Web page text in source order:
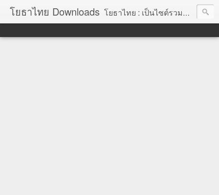
โยธาไทย Downloads โยธาไทย : เป็นไซต์รวมข้อมูลความรู้ สำหรับช่างโยธา นายช่างโยธา วิศวกรโยธา ตลอดจนความรู้สำหรับผู้ที่ปฏิบัติงานในองค์กรปกครองส่วนท้องถิ่น จัดทำโดย นายอภิสิทธิ์ มากสุวรรณ โยธา, โยธาไทย,ช่างโยธา, นายช่างโยธา,วิศวกร, วิศวกรรม, ราคากลาง,หลักเกณฑ์การคำนวณราคากลาง, ราคาวัสดุก่อสร้าง, ราคาพาณิชย์จังหวัด, ค่าขนส่ง, ค่าเสื่อม, ค่าอำนวยการ, ถอดแบบ, ไม้แบบ, วัสดุก่อสร้าง, ค่าแรง, ค่าแรงงาน, ค่าแรงงานคน, ไม้แบบ, การถอดวัสดุ